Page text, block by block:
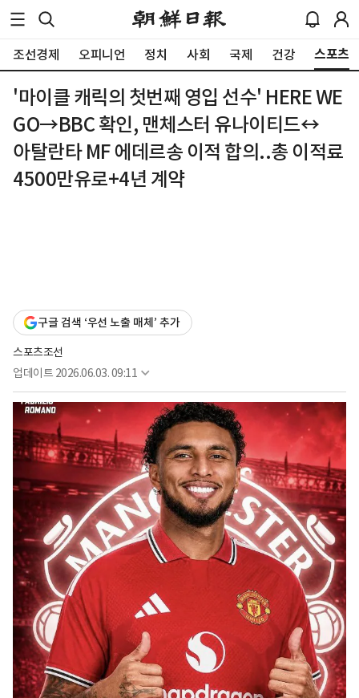
조선경제 오피니언 정치 사회 국제 건강 스포츠
'마이클 캐릭의 첫번째 영입 선수' HERE WE
GO→BBC 확인, 맨체스터 유나이티드↔
아탈란타 MF 에데르송 이적 합의..총 이적료
4500만유로+4년 계약
구글 검색 ‘우선 노출 매체’ 추가
스포츠조선
업데이트 2026.06.03. 09:11